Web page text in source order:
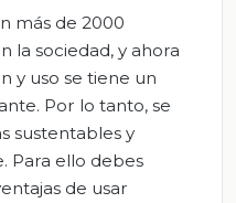
más de 2000
la sociedad, y ahora
y uso se tiene un
Por lo tanto, se
sustentables y
Para ello debes
de usar